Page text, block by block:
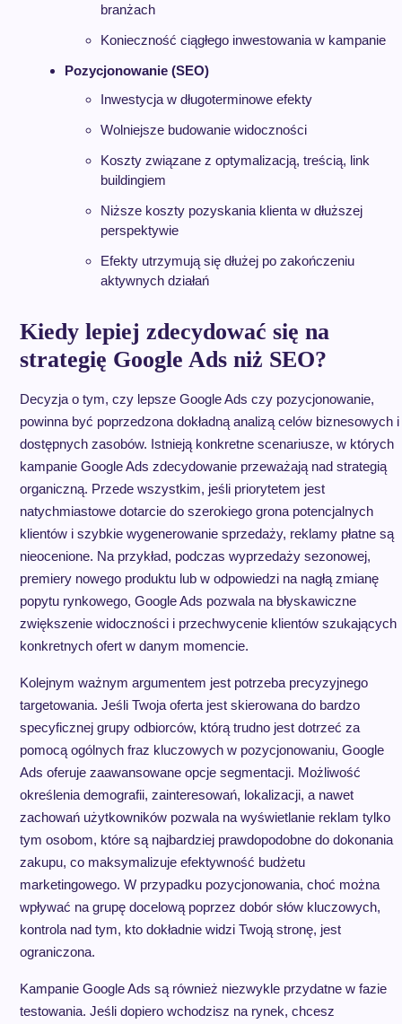
branżach
Konieczność ciągłego inwestowania w kampanie
Pozycjonowanie (SEO)
Inwestycja w długoterminowe efekty
Wolniejsze budowanie widoczności
Koszty związane z optymalizacją, treścią, link
buildingiem
Niższe koszty pozyskania klienta w dłuższej
perspektywie
Efekty utrzymują się dłużej po zakończeniu
aktywnych działań
Kiedy lepiej zdecydować się na
strategię Google Ads niż SEO?
Decyzja o tym, czy lepsze Google Ads czy pozycjonowanie,
powinna być poprzedzona dokładną analizą celów biznesowych i
dostępnych zasobów. Istnieją konkretne scenariusze, w których
kampanie Google Ads zdecydowanie przeważają nad strategią
organiczną. Przede wszystkim, jeśli priorytetem jest
natychmiastowe dotarcie do szerokiego grona potencjalnych
klientów i szybkie wygenerowanie sprzedaży, reklamy płatne są
nieocenione. Na przykład, podczas wyprzedaży sezonowej,
premiery nowego produktu lub w odpowiedzi na nagłą zmianę
popytu rynkowego, Google Ads pozwala na błyskawiczne
zwiększenie widoczności i przechwycenie klientów szukających
konkretnych ofert w danym momencie.
Kolejnym ważnym argumentem jest potrzeba precyzyjnego
targetowania. Jeśli Twoja oferta jest skierowana do bardzo
specyficznej grupy odbiorców, którą trudno jest dotrzeć za
pomocą ogólnych fraz kluczowych w pozycjonowaniu, Google
Ads oferuje zaawansowane opcje segmentacji. Możliwość
określenia demografii, zainteresowań, lokalizacji, a nawet
zachowań użytkowników pozwala na wyświetlanie reklam tylko
tym osobom, które są najbardziej prawdopodobne do dokonania
zakupu, co maksymalizuje efektywność budżetu
marketingowego. W przypadku pozycjonowania, choć można
wpływać na grupę docelową poprzez dobór słów kluczowych,
kontrola nad tym, kto dokładnie widzi Twoją stronę, jest
ograniczona.
Kampanie Google Ads są również niezwykle przydatne w fazie
testowania. Jeśli dopiero wchodzisz na rynek, chcesz